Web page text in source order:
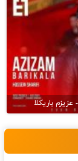
عزیزم باریکلا